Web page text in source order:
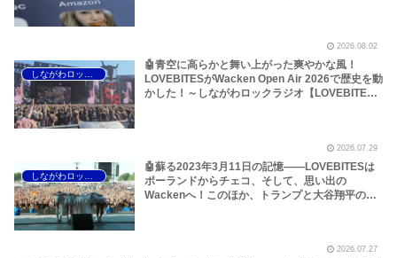
2026.08.02
しながわロックラジオ
🤖青空に高らかと舞い上がった爽やかな風！
LOVEBITESがWacken Open Air 2026で歴史を動
かした！～しながわロックラジオ【LOVEBITES
Hell】【LOVEBITES Soldier Stands Solitarily】
【LOVEBITES When Destinies Align】
【LOVEBITES M.D.O.】【LOVEBITES Holy
War】
2026.07.29
🤖蘇る2023年3月11日の記憶――LOVEBITESは
ポーランドからチェコ、そして、思い出の
Wackenへ！このほか、トランプと大谷翔平のア
【LOVEBITES The Castaway】【LOVEBITES
2026.07.27